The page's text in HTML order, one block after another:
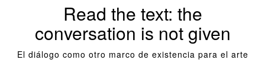
Read the text: the
conversation is not given
El diálogo como otro marco de existencia para el arte